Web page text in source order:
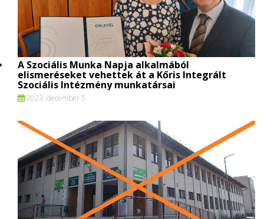
A Szociális Munka Napja alkalmából
elismeréseket vehettek át a Kőris Integrált
Szociális Intézmény munkatársai
2023. december 5.